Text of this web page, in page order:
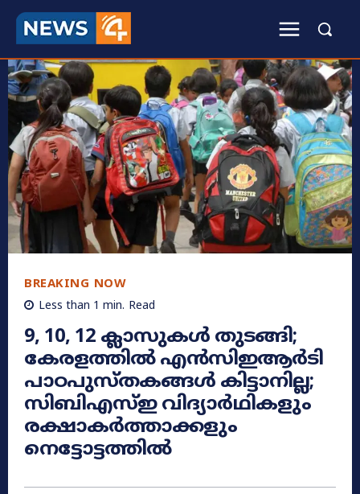
BREAKING NOW
Less than 1 min. Read
9, 10, 12 ക്ലാസുകൾ തുടങ്ങി;
കേരളത്തിൽ എൻസിഇആർടി
പാഠപുസ്തകങ്ങൾ കിട്ടാനില്ല;
സിബിഎസ്ഇ വിദ്യാർഥികളും
രക്ഷാകർത്താക്കളും
നെട്ടോട്ടത്തിൽ